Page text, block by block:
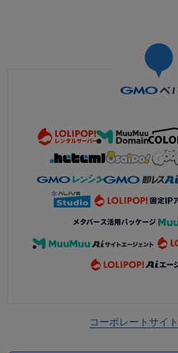
コーポレートサイト